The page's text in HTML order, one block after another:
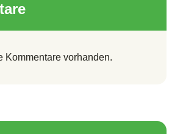
Kommentare vorhanden.